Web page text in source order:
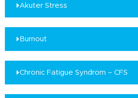
Akuter Stress
Burnout
Chronic Fatigue Syndrom – CFS